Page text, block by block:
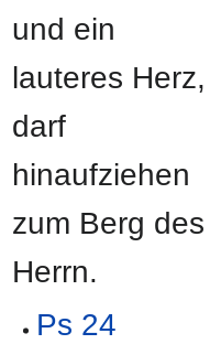
und ein
lauteres Herz,
darf
hinaufziehen
zum Berg des
Herrn.
Ps 24